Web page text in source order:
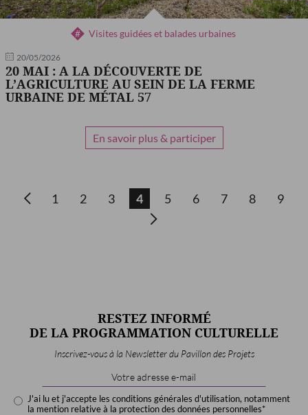
Visites guidées et balades urbaines
20/05/2026
20 MAI : A LA DÉCOUVERTE DE
L’AGRICULTURE AU SEIN DE LA FERME
URBAINE DE MÉTAL 57
En savoir plus & participer
PAGINATION
Page
1 Page
2 Page
3
Page
courante
4 Page
5 Page
6 Page
7 Page
8 Page
9
RESTEZ INFORMÉ
DE LA PROGRAMMATION CULTURELLE
Inscrivez-vous à la Newsletter du Pavillon des Projets
Address*
J'ai lu et j'accepte les conditions générales d'utilisation, notamment
la mention relative à la protection des données personnelles*